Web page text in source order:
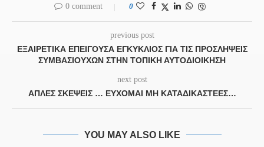
0 comment 0
previous post
ΕΞΑΙΡΕΤΙΚΆ ΕΠΕΊΓΟΥΣΑ ΕΓΚΎΚΛΙΟΣ ΓΙΑ ΤΙΣ ΠΡΟΣΛΉΨΕΙΣ
ΣΥΜΒΑΣΙΟΎΧΩΝ ΣΤΗΝ ΤΟΠΙΚΉ ΑΥΤΟΔΙΟΊΚΗΣΗ
next post
ΑΠΛΈΣ ΣΚΈΨΕΙΣ … ΕΎΧΟΜΑΙ ΜΗ ΚΑΤΑΔΙΚΑΣΤΈΕΣ…
YOU MAY ALSO LIKE